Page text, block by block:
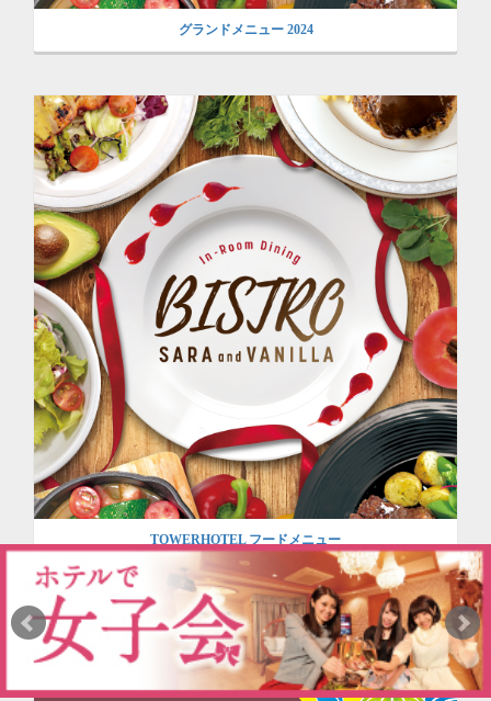
グランドメニュー 2024
TOWERHOTEL フードメニュー